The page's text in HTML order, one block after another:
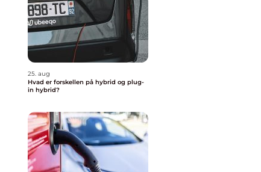
25. aug
Hvad er forskellen på hybrid og plug-
in hybrid?